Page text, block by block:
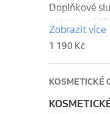
Doplňkové
gel lakem
Zobrazit více
1 190 Kč
KOSMETICKÉ